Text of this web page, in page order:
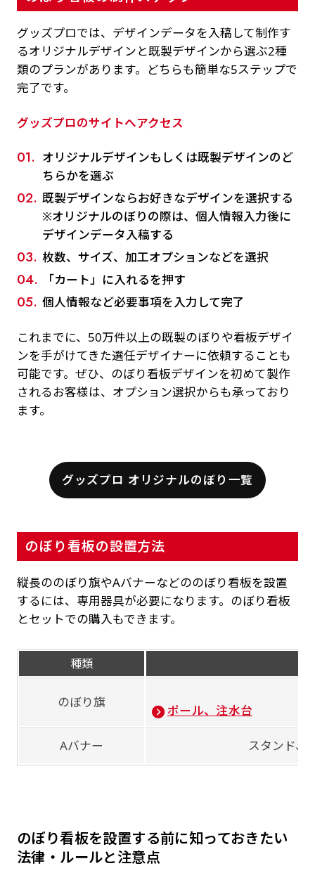
グッズプロでは、デザインデータを入稿して制作す
るオリジナルデザインと既製デザインから選ぶ2種
類のプランがあります。どちらも簡単な5ステップで
完了です。
グッズプロのサイトへアクセス
オリジナルデザインもしくは既製デザインのど
ちらかを選ぶ
既製デザインならお好きなデザインを選択する
※オリジナルのぼりの際は、個人情報入力後に
デザインデータ入稿する
枚数、サイズ、加工オプションなどを選択
「カート」に入れるを押す
個人情報など必要事項を入力して完了
これまでに、50万件以上の既製のぼりや看板デザイ
ンを手がけてきた選任デザイナーに依頼することも
可能です。ぜひ、のぼり看板デザインを初めて製作
されるお客様は、オプション選択からも承っており
ます。
グッズプロ オリジナルのぼり一覧
のぼり看板の設置方法
縦長ののぼり旗やAバナーなどののぼり看板を設置
するには、専用器具が必要になります。のぼり看板
とセットでの購入もできます。
種類
のぼり旗
ポール、注水台
Aバナー スタンド、
のぼり看板を設置する前に知っておきたい
法律・ルールと注意点